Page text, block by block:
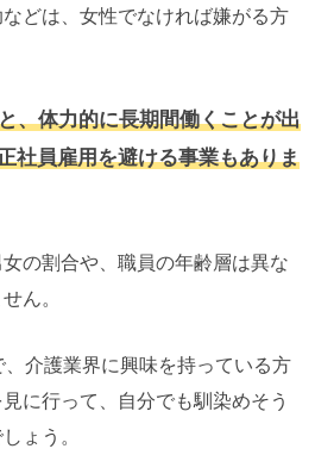
どは、女性でなければ嫌がる方
、体力的に長期間働くことが出
社員雇用を避ける事業もありま
の割合や、職員の年齢層は異な
ん。
介護業界に興味を持っている方
に行って、自分でも馴染めそう
ょう。